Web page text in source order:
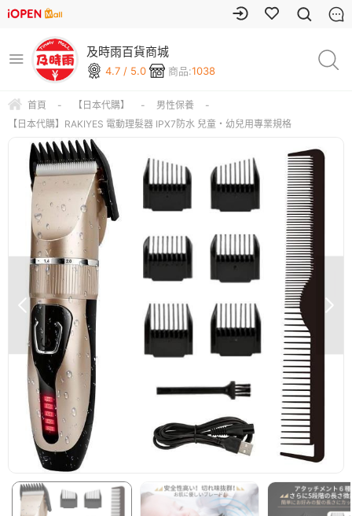
及時雨百貨商城
4.7 / 5.0 商品:1038
首頁 - 【日本代購】 - 男性保養
-
【日本代購】RAKIYES 電動理髮器 IPX7防水 兒童・幼兒用專業規格